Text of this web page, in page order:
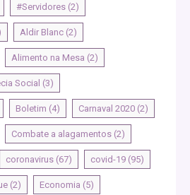
#Servidores (2)
Aldir Blanc (2)
Alimento na Mesa (2)
Social (3)
Boletim (4) Carnaval 2020 (2)
Combate a alagamentos (2)
coronavirus (67) covid-19 (95)
(2) Economia (5)